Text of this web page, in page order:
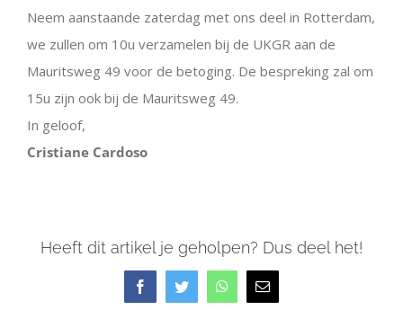
Neem aanstaande zaterdag met ons deel in Rotterdam,
we zullen om 10u verzamelen bij de UKGR aan de
Mauritsweg 49 voor de betoging. De bespreking zal om
15u zijn ook bij de Mauritsweg 49.
In geloof,
Cristiane Cardoso
Heeft dit artikel je geholpen? Dus deel het!
FacebookTwitterWhatsApp
E-
mail